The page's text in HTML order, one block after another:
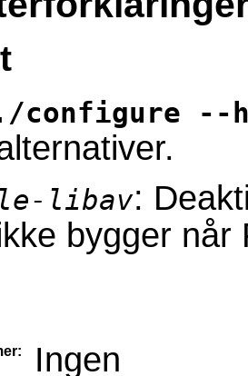
configure --
libav:
bygger
Ingen